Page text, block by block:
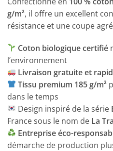
g/m², il offre un excellent
résistance et une coupe
Coton biologique certifié
l’environnement
Livraison gratuite et
Tissu premium 185 g/m²
dans le temps
Design inspiré de la série
France sous le nom de La
Entreprise éco-
démarche de production